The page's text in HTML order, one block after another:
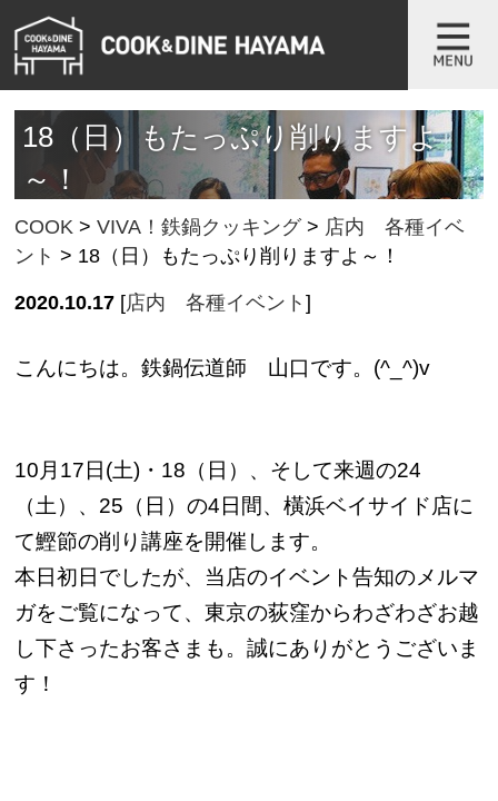
18（日）もたっぷり削りますよ
～！
COOK >VIVA！鉄鍋クッキング> 店内 各種イベ
ント > 18（日）もたっぷり削りますよ～！
2020.10.17 [店内 各種イベント]
こんにちは。鉄鍋伝道師 山口です。(^_^)v
10月17日(土)・18（日）、そして来週の24
（土）、25（日）の4日間、橫浜ベイサイド店に
て鰹節の削り講座を開催します。
本日初日でしたが、当店のイベント告知のメルマ
ガをご覧になって、東京の荻窪からわざわざお越
し下さったお客さまも。誠にありがとうございま
す！